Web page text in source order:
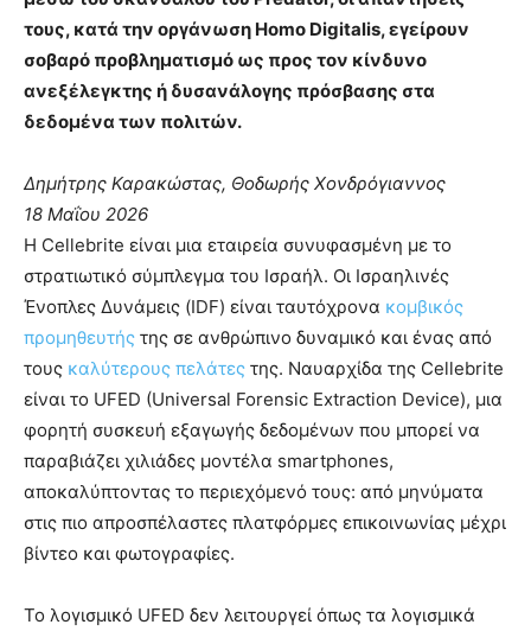
τους, κατά την οργάνωση Homo Digitalis, εγείρουν
σοβαρό προβληματισμό ως προς τον κίνδυνο
ανεξέλεγκτης ή δυσανάλογης πρόσβασης στα
δεδομένα των πολιτών.
Δημήτρης Καρακώστας, Θοδωρής Χονδρόγιαννος
18 Μαΐου 2026
Η Cellebrite είναι μια εταιρεία συνυφασμένη με το
στρατιωτικό σύμπλεγμα του Ισραήλ. Οι Ισραηλινές
Ένοπλες Δυνάμεις (IDF) είναι ταυτόχρονα κομβικός
προμηθευτής της σε ανθρώπινο δυναμικό και ένας από
τους καλύτερους πελάτες της. Ναυαρχίδα της Cellebrite
είναι το UFED (Universal Forensic Extraction Device), μια
φορητή συσκευή εξαγωγής δεδομένων που μπορεί να
παραβιάζει χιλιάδες μοντέλα smartphones,
αποκαλύπτοντας το περιεχόμενό τους: από μηνύματα
στις πιο απροσπέλαστες πλατφόρμες επικοινωνίας μέχρι
βίντεο και φωτογραφίες.
Το λογισμικό UFED δεν λειτουργεί όπως τα λογισμικά